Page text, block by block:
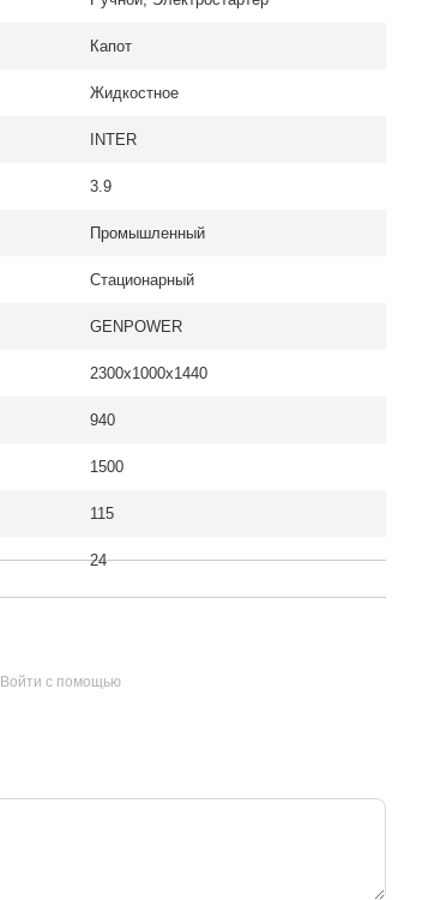
Капот
Жидкостное
INTER
3.9
Промышленный
Стационарный
GENPOWER
2300x1000x1440
940
1500
115
24
Войти с помощью